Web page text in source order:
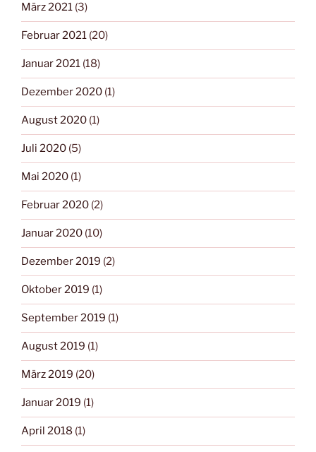
März 2021 (3)
Februar 2021 (20)
Januar 2021 (18)
Dezember 2020 (1)
August 2020 (1)
Juli 2020 (5)
Mai 2020 (1)
Februar 2020 (2)
Januar 2020 (10)
Dezember 2019 (2)
Oktober 2019 (1)
September 2019 (1)
August 2019 (1)
März 2019 (20)
Januar 2019 (1)
April 2018 (1)